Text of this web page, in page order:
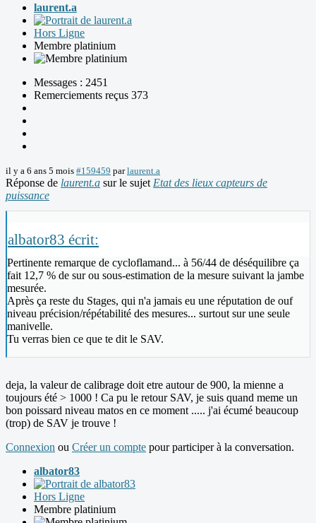
laurent.a
Hors Ligne
Membre platinium
Messages : 2451
Remerciements reçus 373
il y a 6 ans 5 mois #159459 parlaurent.a
Réponse de laurent.a sur le sujet Etat des lieux capteurs de
puissance
albator83 écrit:
Pertinente remarque de cycloflamand... à 56/44 de déséquilibre ça
fait 12,7 % de sur ou sous-estimation de la mesure suivant la jambe
mesurée.
Après ça reste du Stages, qui n'a jamais eu une réputation de ouf
niveau précision/répétabilité des mesures... surtout sur une seule
manivelle.
Tu verras bien ce que te dit le SAV.
deja, la valeur de calibrage doit etre autour de 900, la mienne a
toujours été > 1000 ! Ca pu le retour SAV, je suis quand meme un
bon poissard niveau matos en ce moment ..... j'ai écumé beaucoup
(trop) de SAV je trouve !
Connexion ou Créer un compte pour participer à la conversation.
albator83
Hors Ligne
Membre platinium